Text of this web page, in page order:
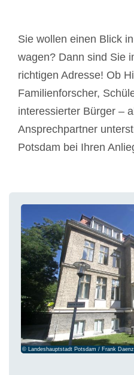
Sie wollen einen Blick
wagen? Dann sind Sie
richtigen Adresse! Ob
Familienforscher,
interessierter Bürger –
Ansprechpartner
Potsdam bei Ihren
© Landeshauptstadt Potsdam / Frank